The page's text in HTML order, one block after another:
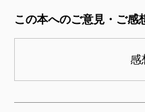
しょう」に滲む無念さ）
この本へのご意見・ご感
感